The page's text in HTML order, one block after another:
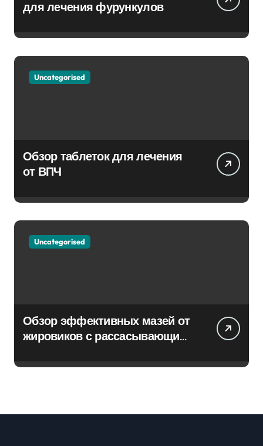
для лечения фурункулов
Uncategorised
Обзор таблеток для лечения
от ВПЧ
Uncategorised
Обзор эффективных мазей от
жировиков с рассасывающим